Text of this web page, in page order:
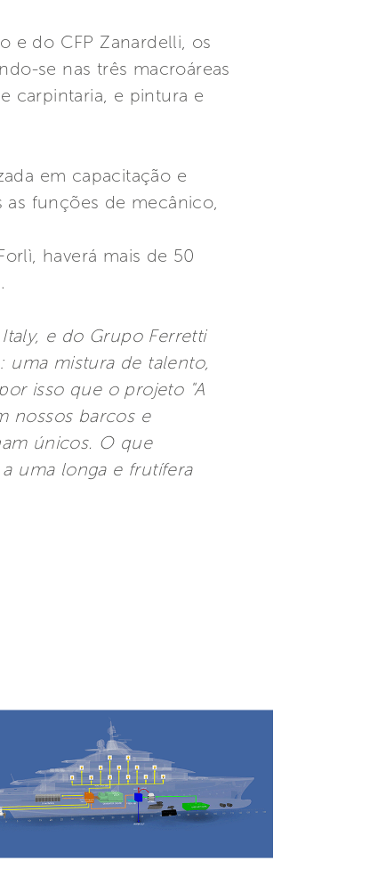
e do CFP Zanardelli, os
se nas três macroáreas
carpintaria, e pintura e
em capacitação e
funções de mecânico,
haverá mais de 50
e do Grupo Ferretti
uma mistura de talento,
isso que o projeto "A
nossos barcos e
únicos. O que
uma longa e frutífera